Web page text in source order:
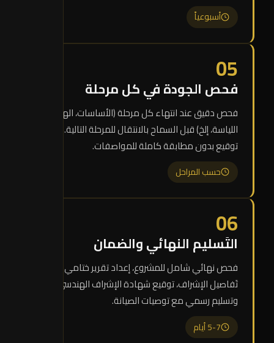
أسبوعياً
05
فحص الجودة في كل مرحلة
فحص دقيق عند انتهاء كل مرحلة (الأساسات، الهيكل،
اللياسة، إلخ) قبل السماح بالانتقال للمرحلة التالية. لا
توقيع بدون مطابقة كاملة للمواصفات.
حسب المراحل
06
التَسليم النهائي والضمان
فحص نهائي شامل للمشروع، إعداد تقرير ختامي بكل
تَفاصيل الإشراف، توقيع شهادة الإشراف الهندسي،
وتسليم رسمي مع توصيات الصيانة.
5-7 أيام